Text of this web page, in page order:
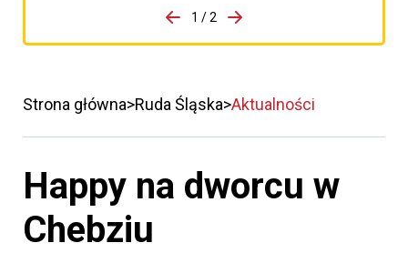
porzpedniego komunikatu
1 / 2
Przejdź do następnego
Strona główna Ruda Śląska Aktualności
Happy na dworcu w
Chebziu